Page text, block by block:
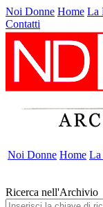
Noi Donne Home La
Contatti
Noi Donne Home La
Ricerca nell'Archivio